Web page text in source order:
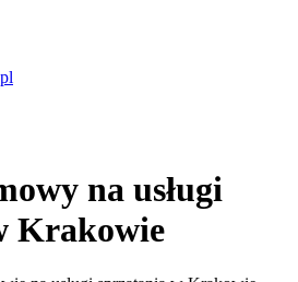
na usługi
Krakowie